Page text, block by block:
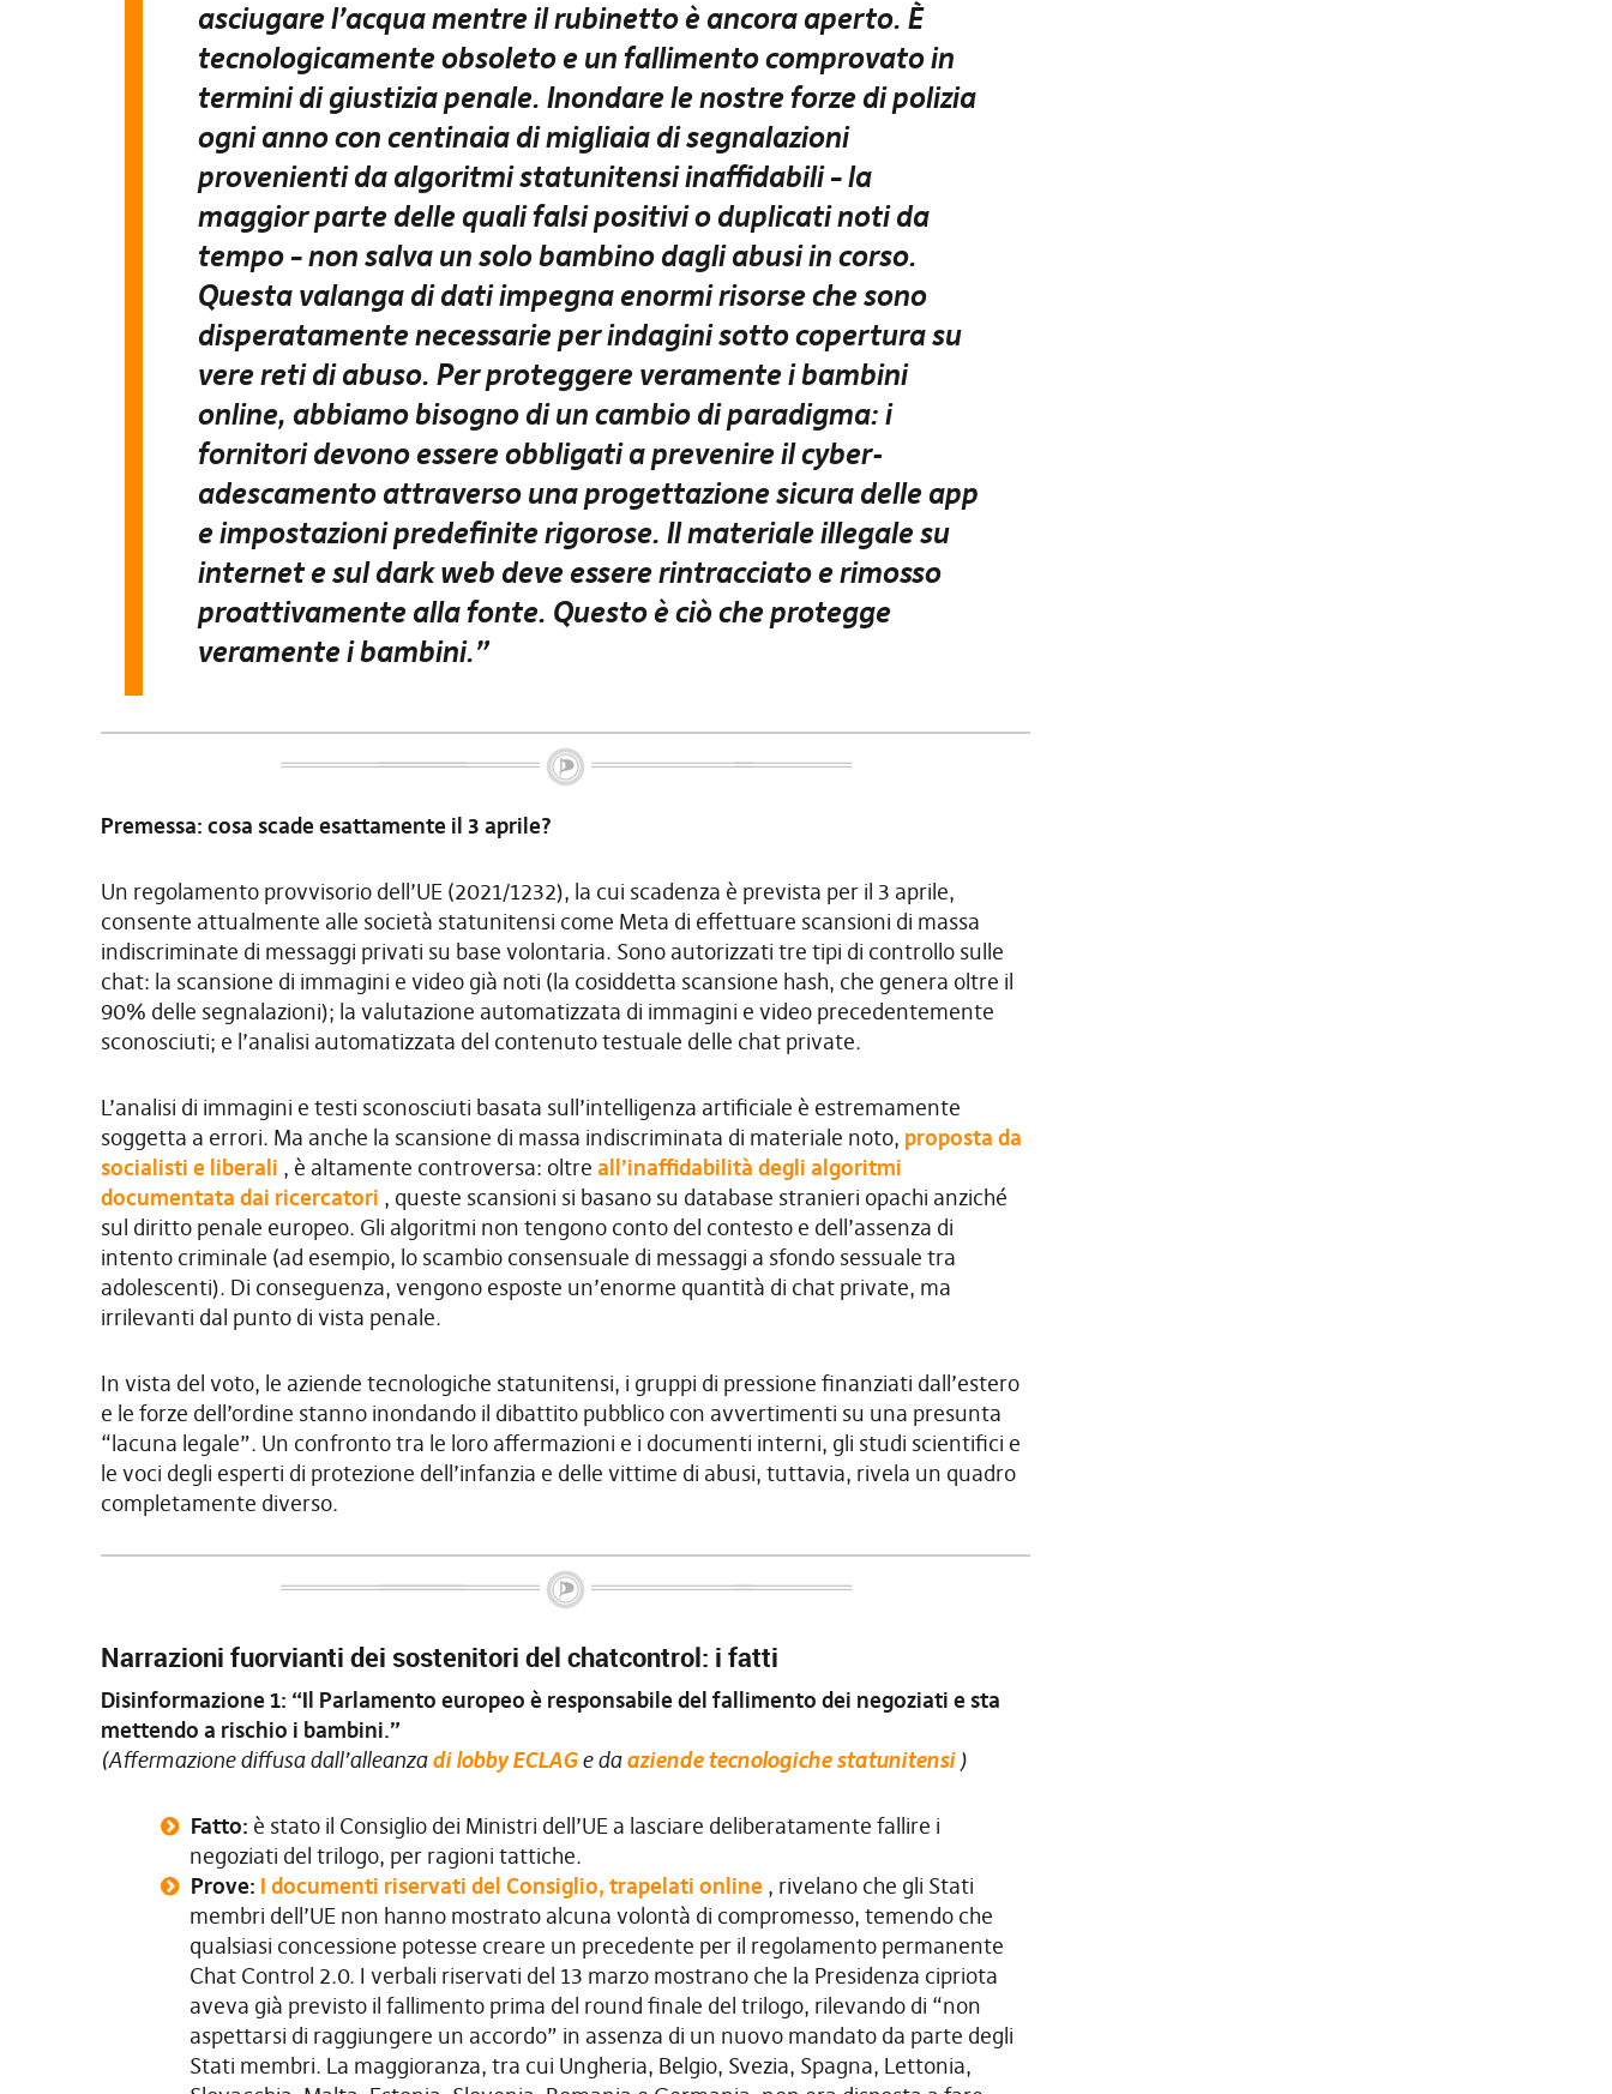
asciugare l’acqua mentre il rubinetto è ancora aperto. È
tecnologicamente obsoleto e un fallimento comprovato in
termini di giustizia penale. Inondare le nostre forze di polizia
ogni anno con centinaia di migliaia di segnalazioni
provenienti da algoritmi statunitensi inaffidabili – la
maggior parte delle quali falsi positivi o duplicati noti da
tempo – non salva un solo bambino dagli abusi in corso.
Questa valanga di dati impegna enormi risorse che sono
disperatamente necessarie per indagini sotto copertura su
vere reti di abuso. Per proteggere veramente i bambini
online, abbiamo bisogno di un cambio di paradigma: i
fornitori devono essere obbligati a prevenire il cyber-
adescamento attraverso una progettazione sicura delle app
e impostazioni predefinite rigorose. Il materiale illegale su
internet e sul dark web deve essere rintracciato e rimosso
proattivamente alla fonte. Questo è ciò che protegge
veramente i bambini.”
Premessa: cosa scade esattamente il 3 aprile?
Un regolamento provvisorio dell’UE (2021/1232), la cui scadenza è prevista per il 3 aprile,
consente attualmente alle società statunitensi come Meta di effettuare scansioni di massa
indiscriminate di messaggi privati ​​su base volontaria. Sono autorizzati tre tipi di controllo sulle
chat: la scansione di immagini e video già noti (la cosiddetta scansione hash, che genera oltre il
90% delle segnalazioni); la valutazione automatizzata di immagini e video precedentemente
sconosciuti; e l’analisi automatizzata del contenuto testuale delle chat private.
L’analisi di immagini e testi sconosciuti basata sull’intelligenza artificiale è estremamente
soggetta a errori. Ma anche la scansione di massa indiscriminata di materiale noto, proposta da
socialisti e liberali , è altamente controversa: oltre all’inaffidabilità degli algoritmi
documentata dai ricercatori , queste scansioni si basano su database stranieri opachi anziché
sul diritto penale europeo. Gli algoritmi non tengono conto del contesto e dell’assenza di
intento criminale (ad esempio, lo scambio consensuale di messaggi a sfondo sessuale tra
adolescenti). Di conseguenza, vengono esposte un’enorme quantità di chat private, ma
irrilevanti dal punto di vista penale.
In vista del voto, le aziende tecnologiche statunitensi, i gruppi di pressione finanziati dall’estero
e le forze dell’ordine stanno inondando il dibattito pubblico con avvertimenti su una presunta
“lacuna legale”. Un confronto tra le loro affermazioni e i documenti interni, gli studi scientifici e
le voci degli esperti di protezione dell’infanzia e delle vittime di abusi, tuttavia, rivela un quadro
completamente diverso.
Narrazioni fuorvianti dei sostenitori del chatcontrol: i fatti
Disinformazione 1: “Il Parlamento europeo è responsabile del fallimento dei negoziati e sta
mettendo a rischio i bambini.”
(Affermazione diffusa dall’alleanzadi lobby ECLAGe daaziende tecnologiche statunitensi)
Fatto: è stato il Consiglio dei Ministri dell’UE a lasciare deliberatamente fallire i
negoziati del trilogo, per ragioni tattiche.
Prove: I documenti riservati del Consiglio, trapelati online , rivelano che gli Stati
membri dell’UE non hanno mostrato alcuna volontà di compromesso, temendo che
qualsiasi concessione potesse creare un precedente per il regolamento permanente
Chat Control 2.0. I verbali riservati del 13 marzo mostrano che la Presidenza cipriota
aveva già previsto il fallimento prima del round finale del trilogo, rilevando di “non
aspettarsi di raggiungere un accordo” in assenza di un nuovo mandato da parte degli
Stati membri. La maggioranza, tra cui Ungheria, Belgio, Svezia, Spagna, Lettonia,